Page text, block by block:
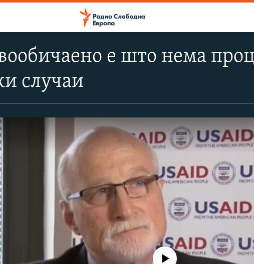
е што нема
случаи
No media source currently available